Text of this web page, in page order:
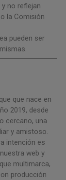
no reflejan
la Comisión
pueden ser
que nace en
2019, desde
cercano, una
y amistoso.
intención es
web y
multimarca,
producción